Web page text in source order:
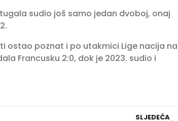
sudio još samo jedan dvoboj, onaj
ostao poznat i po utakmici Lige nacija na
Francusku 2:0, dok je 2023. sudio i
SLJEDEĆA